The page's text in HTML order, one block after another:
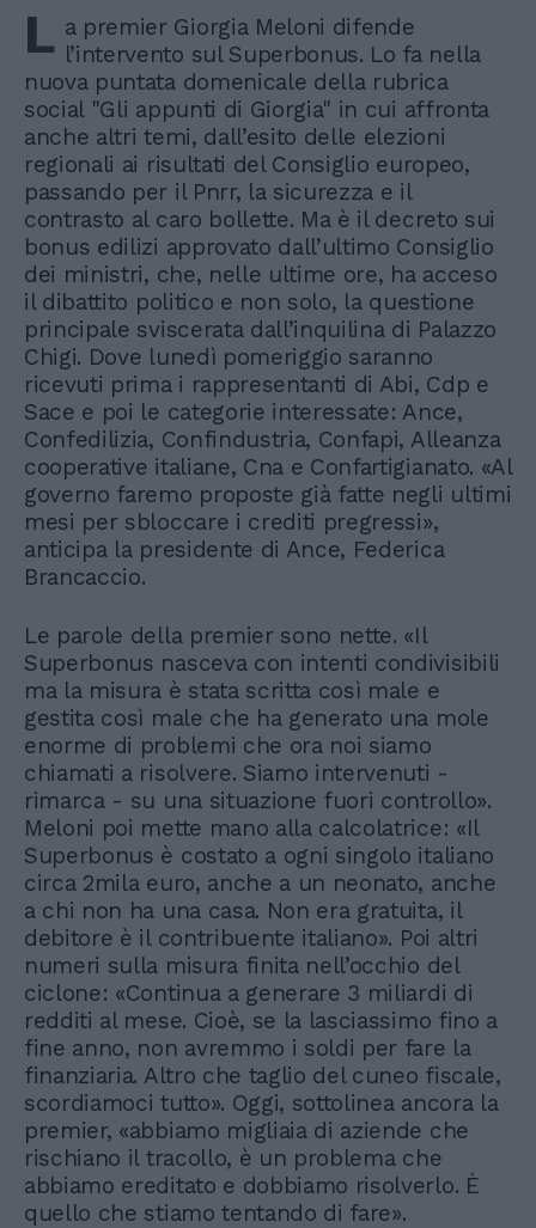
L a premier Giorgia Meloni difende
l’intervento sul Superbonus. Lo fa nella
nuova puntata domenicale della rubrica
social "Gli appunti di Giorgia" in cui affronta
anche altri temi, dall’esito delle elezioni
regionali ai risultati del Consiglio europeo,
passando per il Pnrr, la sicurezza e il
contrasto al caro bollette. Ma è il decreto sui
bonus edilizi approvato dall’ultimo Consiglio
dei ministri, che, nelle ultime ore, ha acceso
il dibattito politico e non solo, la questione
principale sviscerata dall’inquilina di Palazzo
Chigi. Dove lunedì pomeriggio saranno
ricevuti prima i rappresentanti di Abi, Cdp e
Sace e poi le categorie interessate: Ance,
Confedilizia, Confindustria, Confapi, Alleanza
cooperative italiane, Cna e Confartigianato. «Al
governo faremo proposte già fatte negli ultimi
mesi per sbloccare i crediti pregressi»,
anticipa la presidente di Ance, Federica
Brancaccio.
Le parole della premier sono nette. «Il
Superbonus nasceva con intenti condivisibili
ma la misura è stata scritta così male e
gestita così male che ha generato una mole
enorme di problemi che ora noi siamo
chiamati a risolvere. Siamo intervenuti -
rimarca - su una situazione fuori controllo».
Meloni poi mette mano alla calcolatrice: «Il
Superbonus è costato a ogni singolo italiano
circa 2mila euro, anche a un neonato, anche
a chi non ha una casa. Non era gratuita, il
debitore è il contribuente italiano». Poi altri
numeri sulla misura finita nell’occhio del
ciclone: «Continua a generare 3 miliardi di
redditi al mese. Cioè, se la lasciassimo fino a
fine anno, non avremmo i soldi per fare la
finanziaria. Altro che taglio del cuneo fiscale,
scordiamoci tutto». Oggi, sottolinea ancora la
premier, «abbiamo migliaia di aziende che
rischiano il tracollo, è un problema che
abbiamo ereditato e dobbiamo risolverlo. È
quello che stiamo tentando di fare».